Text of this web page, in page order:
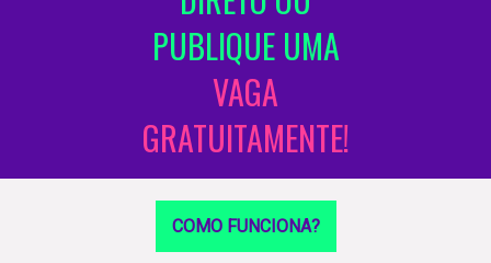
PUBLIQUE UMA
VAGA
GRATUITAMENTE!
COMO FUNCIONA?